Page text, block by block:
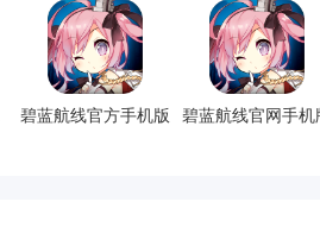
碧蓝航线官方手机版 碧蓝航线官网手机